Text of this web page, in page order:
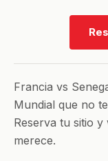
Francia vs
Mundial que no
Reserva tu sitio
merece.